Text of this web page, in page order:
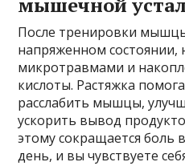
После тренировки
напряженном состоянии,
микротравмами и
кислоты. Растяжка
расслабить мышцы,
ускорить вывод
этому сокращается
день, и вы чувствуете